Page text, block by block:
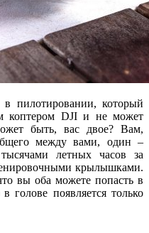
пилотировании, который
коптером DJI и не может
быть, вас двое? Вам,
между вами, один –
летных часов за
крылышками.
вы оба можете попасть в
голове появляется только